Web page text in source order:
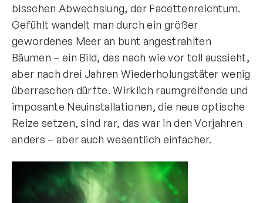
bisschen Abwechslung, der Facettenreichtum.
Gefühlt wandelt man durch ein größer
gewordenes Meer an bunt angestrahlten
Bäumen – ein Bild, das nach wie vor toll aussieht,
aber nach drei Jahren Wiederholungstäter wenig
überraschen dürfte. Wirklich raumgreifende und
imposante Neuinstallationen, die neue optische
Reize setzen, sind rar, das war in den Vorjahren
anders – aber auch wesentlich einfacher.